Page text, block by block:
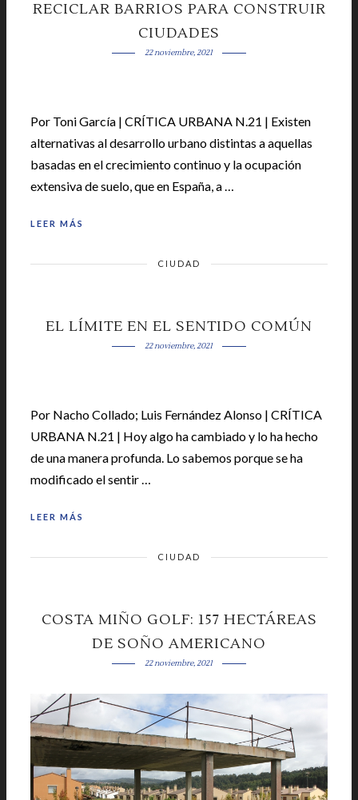
RECICLAR BARRIOS PARA CONSTRUIR
CIUDADES
22 noviembre, 2021
Por Toni García | CRÍTICA URBANA N.21 | Existen
alternativas al desarrollo urbano distintas a aquellas
basadas en el crecimiento continuo y la ocupación
extensiva de suelo, que en España, a …
LEER MÁS
CIUDAD
EL LÍMITE EN EL SENTIDO COMÚN
22 noviembre, 2021
Por Nacho Collado; Luis Fernández Alonso | CRÍTICA
URBANA N.21 | Hoy algo ha cambiado y lo ha hecho
de una manera profunda. Lo sabemos porque se ha
modificado el sentir …
LEER MÁS
CIUDAD
COSTA MIÑO GOLF: 157 HECTÁREAS
DE SOÑO AMERICANO
22 noviembre, 2021